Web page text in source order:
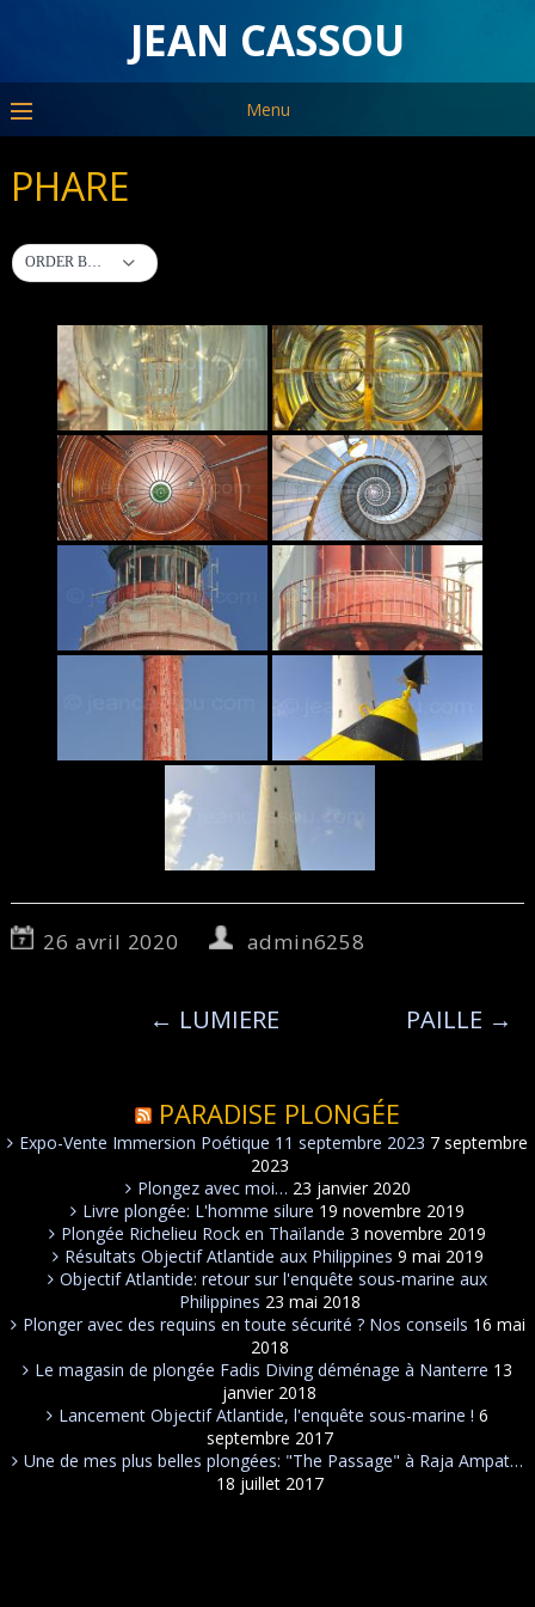
JEAN CASSOU
Menu
PHARE
ORDER BY DEFAULT
26 avril 2020 admin6258
← LUMIERE PAILLE →
PARADISE PLONGÉE
Expo-Vente Immersion Poétique 11 septembre 2023 7 septembre
2023
Plongez avec moi… 23 janvier 2020
Livre plongée: L'homme silure 19 novembre 2019
Plongée Richelieu Rock en Thaïlande 3 novembre 2019
Résultats Objectif Atlantide aux Philippines 9 mai 2019
Objectif Atlantide: retour sur l'enquête sous-marine aux
Philippines 23 mai 2018
Plonger avec des requins en toute sécurité ? Nos conseils 16 mai
2018
Le magasin de plongée Fadis Diving déménage à Nanterre 13
janvier 2018
Lancement Objectif Atlantide, l'enquête sous-marine ! 6
septembre 2017
Une de mes plus belles plongées: "The Passage" à Raja Ampat…
18 juillet 2017